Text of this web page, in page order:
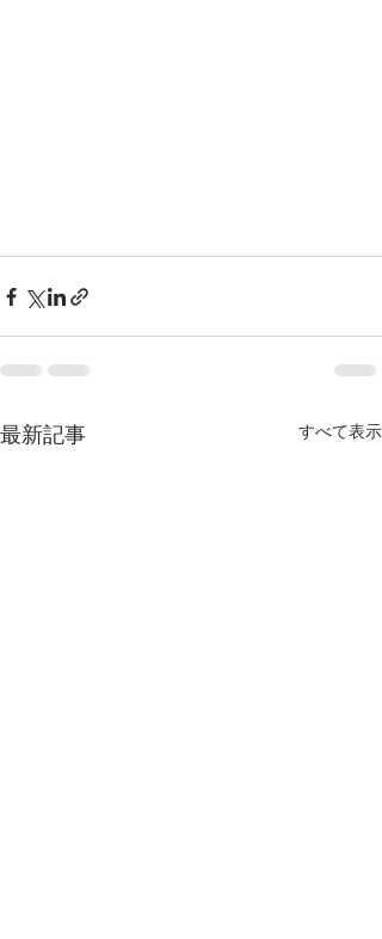
最新記事 すべて表示